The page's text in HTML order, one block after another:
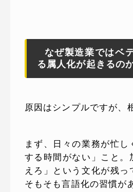
なぜ製造業ではベ
る属人化が起きるの
原因はシンプルですが、
まず、日々の業務が忙し
する時間がない」こと。
えろ」という文化が残っ
そもそも言語化の習慣が